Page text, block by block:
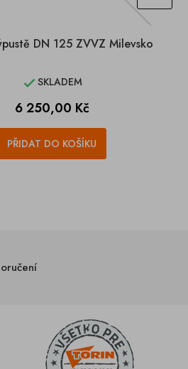
DN 125 ZVVZ Milevsko
SKLADEM
Cena
6 250,00 Kč
PŘIDAT DO KOŠÍKU